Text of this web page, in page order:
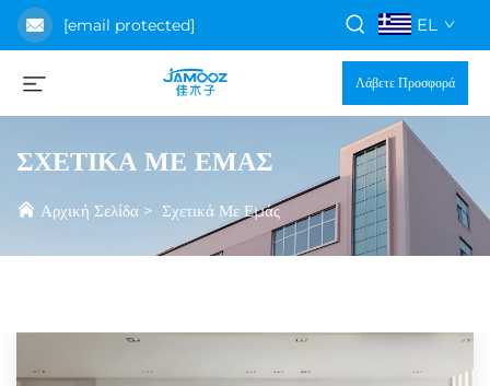
[email protected] EL
Λάβετε Προσφορά
ΣΧΕΤΙΚΆ ΜΕ ΕΜΆΣ
Αρχική Σελίδα > Σχετικά Με Εμάς